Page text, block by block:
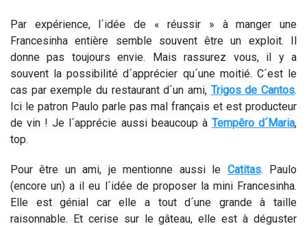
Par expérience, l´idée de « réussir » à manger une
Francesinha entière semble souvent être un exploit. Il
donne pas toujours envie. Mais rassurez vous, il y a
souvent la possibilité d´apprécier qu´une moitié. C´est le
cas par exemple du restaurant d´un ami, Trigos de Cantos.
Ici le patron Paulo parle pas mal français et est producteur
de vin ! Je l´apprécie aussi beaucoup à Tempêro d´Maria,
top.
Pour être un ami, je mentionne aussi le Catitas. Paulo
(encore un) a il eu l´idée de proposer la mini Francesinha.
Elle est génial car elle a tout d´une grande à taille
raisonnable. Et cerise sur le gâteau, elle est à déguster